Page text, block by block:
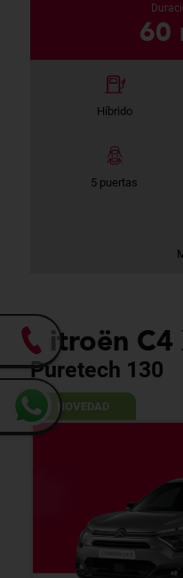
60
Híbrido
5 puertas
Citroën C4
Puretech 130
NOVEDAD